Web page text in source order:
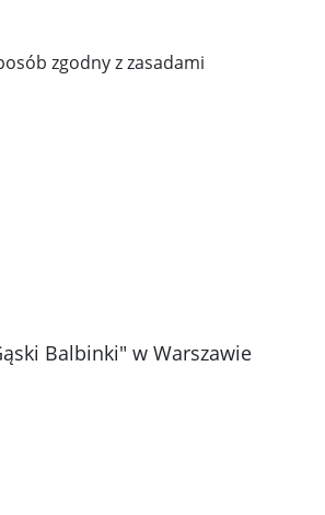
zgodny z zasadami
Balbinki" w Warszawie